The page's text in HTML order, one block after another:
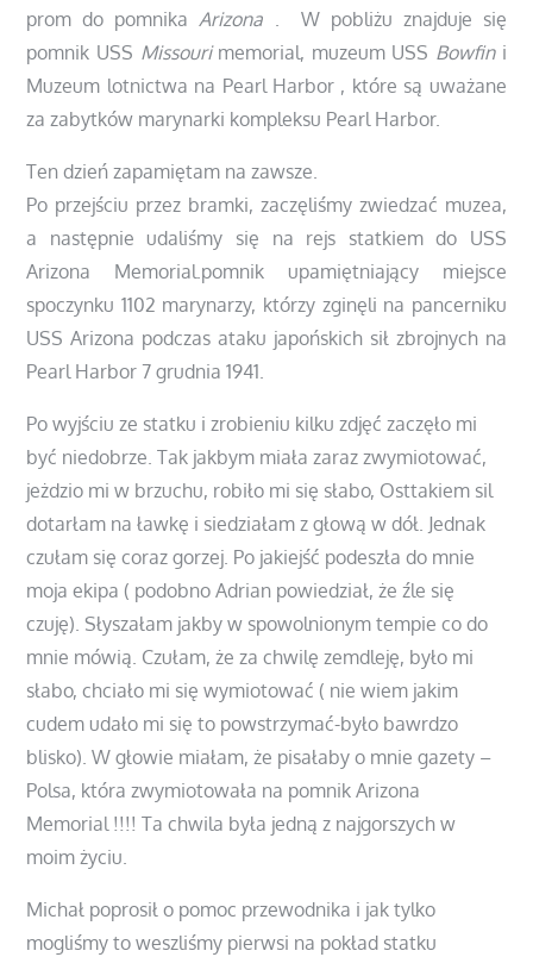
prom do pomnikaArizona . W pobliżu znajduje się
pomnik USS Missouri memorial, muzeum USS Bowfin i
Muzeum lotnictwa na Pearl Harbor , które są uważane
za zabytków marynarki kompleksu Pearl Harbor.
Ten dzień zapamiętam na zawsze.
Po przejściu przez bramki, zaczęliśmy zwiedzać muzea,
a następnie udaliśmy się na rejs statkiem do USS
Arizona Memorial.pomnik upamiętniający miejsce
spoczynku 1102 marynarzy, którzy zginęli na pancerniku
USS Arizona podczas ataku japońskich sił zbrojnych na
Pearl Harbor 7 grudnia 1941.
Po wyjściu ze statku i zrobieniu kilku zdjęć zaczęło mi
być niedobrze. Tak jakbym miała zaraz zwymiotować,
jeżdzio mi w brzuchu, robiło mi się słabo, Osttakiem sil
dotarłam na ławkę i siedziałam z głową w dół. Jednak
czułam się coraz gorzej. Po jakiejść podeszła do mnie
moja ekipa ( podobno Adrian powiedział, że źle się
czuję). Słyszałam jakby w spowolnionym tempie co do
mnie mówią. Czułam, że za chwilę zemdleję, było mi
słabo, chciało mi się wymiotować ( nie wiem jakim
cudem udało mi się to powstrzymać-było bawrdzo
blisko). W głowie miałam, że pisałaby o mnie gazety –
Polsa, która zwymiotowała na pomnik Arizona
Memorial !!!! Ta chwila była jedną z najgorszych w
moim życiu.
Michał poprosił o pomoc przewodnika i jak tylko
mogliśmy to weszliśmy pierwsi na pokład statku